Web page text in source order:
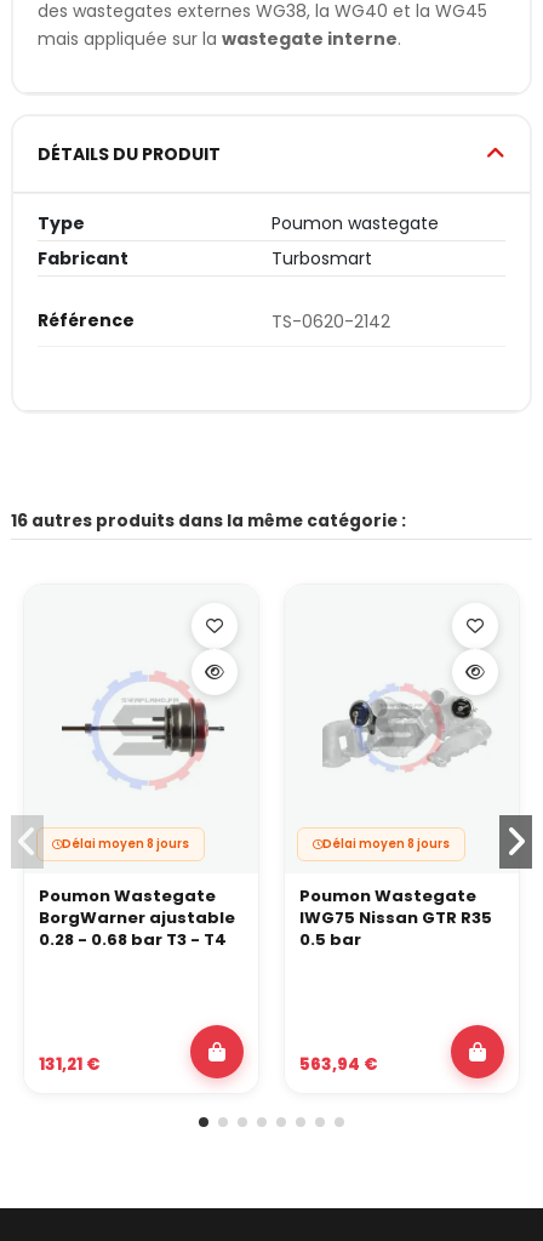
des wastegates externes WG38, la WG40 et la WG45
mais appliquée sur la wastegate interne.
DÉTAILS DU PRODUIT
Type
Poumon wastegate
Fabricant
Turbosmart
Référence TS-0620-2142
16 autres produits dans la même catégorie :
Délai moyen 8 jours
Poumon Wastegate
BorgWarner ajustable
0.28 - 0.68 bar T3 - T4
131,21 €
Délai moyen 8 jours
Poumon Wastegate
IWG75 Nissan GTR R35
0.5 bar
563,94 €